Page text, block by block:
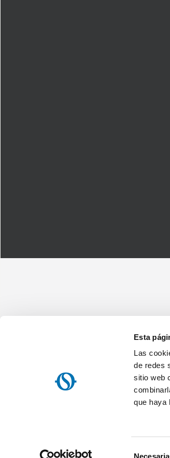
Esta
Las
de redes
sitio web
que haya
Olimpia Splendid Iberica, SL
Avenida Anselmo Lorenzo, 1 - 28830 San
NIF: ES B84644186
Home
Acuerdo de servicio de la OS Home /